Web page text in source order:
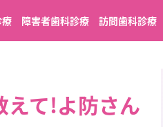
障害者歯科診療 訪問歯科診療
えて!よ防さん